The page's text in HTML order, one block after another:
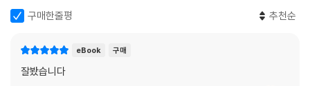
이 새로운 정보를 바탕으로 독자는 자신의 무의식적 습관과 반사적 행동을
인식하고, 의도적인 자제력을 키움으로써 이를 건강한 습관으로 바꾸는 방
구매한줄평 추천순
eBook 구매
잘봤습니다